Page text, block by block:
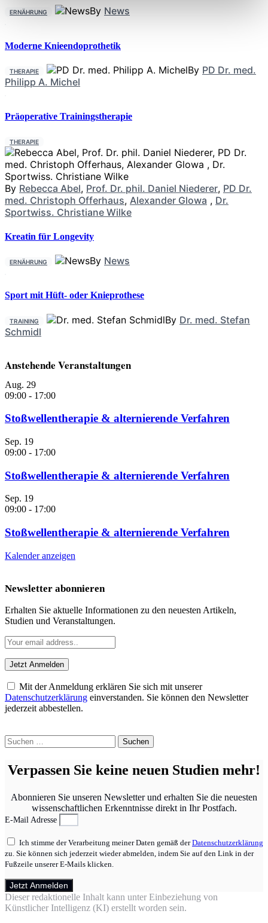
ERNÄHRUNG By News
Moderne Knieendoprothetik
THERAPIE By PD Dr. med.
Philipp A. Michel
Präoperative Trainingstherapie
THERAPIE
By Rebecca Abel, Prof. Dr. phil. Daniel Niederer, PD Dr.
med. Christoph Offerhaus, Alexander Glowa , Dr.
Sportwiss. Christiane Wilke
Kreatin für Longevity
ERNÄHRUNG By News
Sport mit Hüft- oder Knieprothese
TRAINING By Dr. med. Stefan
Schmidl
Anstehende Veranstaltungen
Aug. 29
09:00 - 17:00
Stoßwellentherapie & alternierende Verfahren
Sep. 19
09:00 - 17:00
Stoßwellentherapie & alternierende Verfahren
Sep. 19
09:00 - 17:00
Stoßwellentherapie & alternierende Verfahren
Kalender anzeigen
Newsletter abonnieren
Erhalten Sie aktuelle Informationen zu den neuesten Artikeln,
Studien und Veranstaltungen.
Mit der Anmeldung erklären Sie sich mit unserer
Datenschutzerklärung einverstanden. Sie können den Newsletter
jederzeit abbestellen.
Suchen
nach:
Verpassen Sie keine neuen Studien mehr!
Abonnieren Sie unseren Newsletter und erhalten Sie die neuesten
wissenschaftlichen Erkenntnisse direkt in Ihr Postfach.
E-Mail Adresse
Ich stimme der Verarbeitung meiner Daten gemäß derDatenschutzerklärung
zu. Sie können sich jederzeit wieder abmelden, indem Sie auf den Link in der
Fußzeile unserer E-Mails klicken.
Jetzt Anmelden
Dieser redaktionelle Inhalt kann unter Einbeziehung von
Künstlicher Intelligenz (KI) erstellt worden sein.